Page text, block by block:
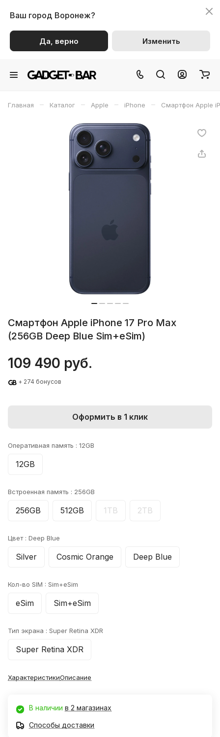
Ваш город Воронеж?
Да, верно Изменить
Главная – Каталог – Apple – iPhone – Смартфон Apple
Смартфон Apple iPhone 17 Pro Max
(256GB Deep Blue Sim+eSim)
109 490 руб.
+ 274 бонусов
Оформить в 1 клик
Оперативная память : 12GB
12GB
Встроенная память : 256GB
256GB 512GB 1TB 2TB
Цвет : Deep Blue
Silver Cosmic Orange Deep Blue
Кол-во SIM : Sim+eSim
eSim Sim+eSim
Тип экрана : Super Retina XDR
Super Retina XDR
ХарактеристикиОписание
В наличии в 2 магазинах
Способы доставки